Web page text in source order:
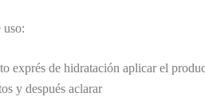
uso:
exprés de hidratación aplicar el
y después aclarar